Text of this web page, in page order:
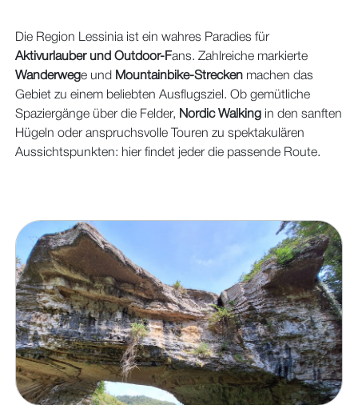
Die Region Lessinia ist ein wahres Paradies für
Aktivurlauber und Outdoor-Fans. Zahlreiche markierte
Wanderwege und Mountainbike-Streckenmachen das
Gebiet zu einem beliebten Ausflugsziel. Ob gemütliche
Spaziergänge über die Felder, Nordic Walkingin den sanften
Hügeln oder anspruchsvolle Touren zu spektakulären
Aussichtspunkten: hier findet jeder die passende Route.